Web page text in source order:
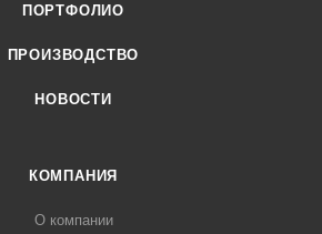
ПОРТФОЛИО
ПРОИЗВОДСТВО
НОВОСТИ
КОМПАНИЯ
О компании